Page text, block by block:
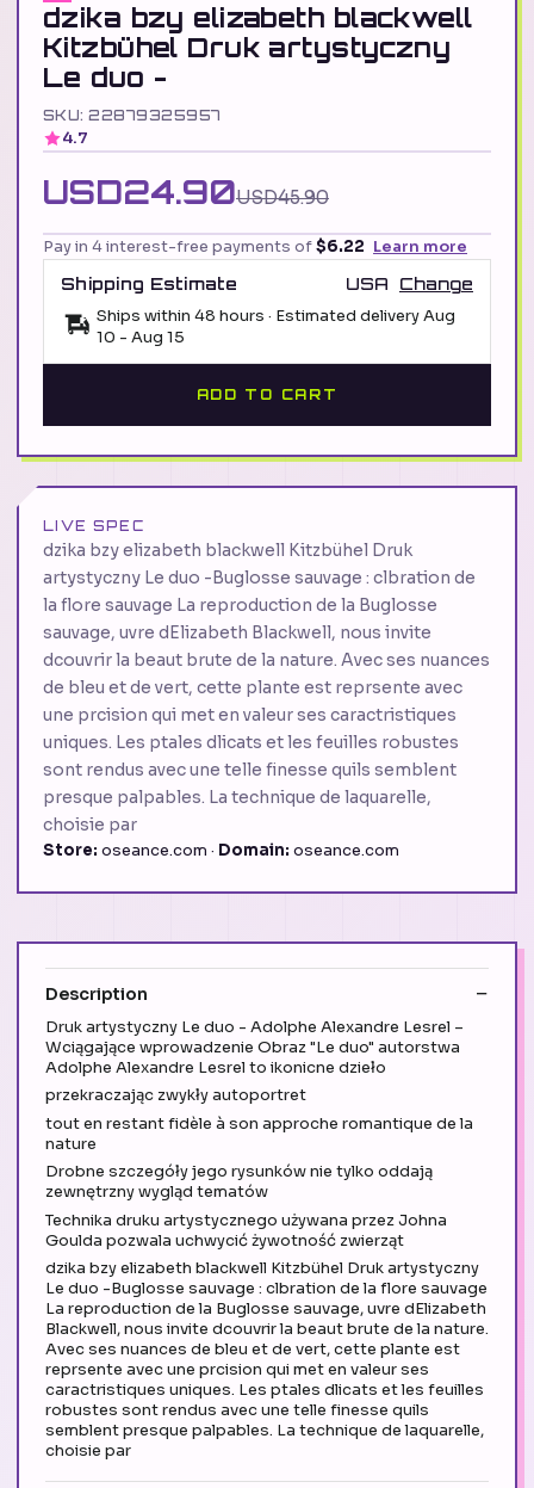
dzika bzy elizabeth blackwell
Kitzbühel Druk artystyczny
Le duo -
SKU: 22879325957
4.7
USD24.90USD45.90
Pay in 4 interest-free payments of$6.22 Learn more
Shipping Estimate
USA
Change
Ships within 48 hours · Estimated deliveryAug
10 - Aug 15
ADD TO CART
LIVE SPEC
dzika bzy elizabeth blackwell Kitzbühel Druk
artystyczny Le duo -Buglosse sauvage : clbration de
la flore sauvage La reproduction de la Buglosse
sauvage, uvre dElizabeth Blackwell, nous invite
dcouvrir la beaut brute de la nature. Avec ses nuances
de bleu et de vert, cette plante est reprsente avec
une prcision qui met en valeur ses caractristiques
uniques. Les ptales dlicats et les feuilles robustes
sont rendus avec une telle finesse quils semblent
presque palpables. La technique de laquarelle,
choisie par
Store: oseance.com · Domain: oseance.com
Description
Druk artystyczny Le duo - Adolphe Alexandre Lesrel –
Wciągające wprowadzenie Obraz "Le duo" autorstwa
Adolphe Alexandre Lesrel to ikonicne dzieło
przekraczając zwykły autoportret
tout en restant fidèle à son approche romantique de la
nature
Drobne szczegóły jego rysunków nie tylko oddają
zewnętrzny wygląd tematów
Technika druku artystycznego używana przez Johna
Goulda pozwala uchwycić żywotność zwierząt
dzika bzy elizabeth blackwell Kitzbühel Druk artystyczny
Le duo -Buglosse sauvage : clbration de la flore sauvage
La reproduction de la Buglosse sauvage, uvre dElizabeth
Blackwell, nous invite dcouvrir la beaut brute de la nature.
Avec ses nuances de bleu et de vert, cette plante est
reprsente avec une prcision qui met en valeur ses
caractristiques uniques. Les ptales dlicats et les feuilles
robustes sont rendus avec une telle finesse quils
semblent presque palpables. La technique de laquarelle,
choisie par